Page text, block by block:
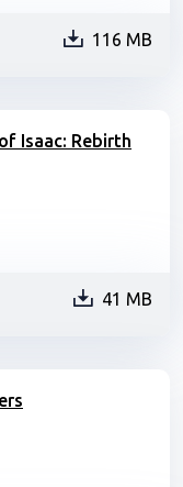
116 MB
Isaac: Rebirth
41 MB